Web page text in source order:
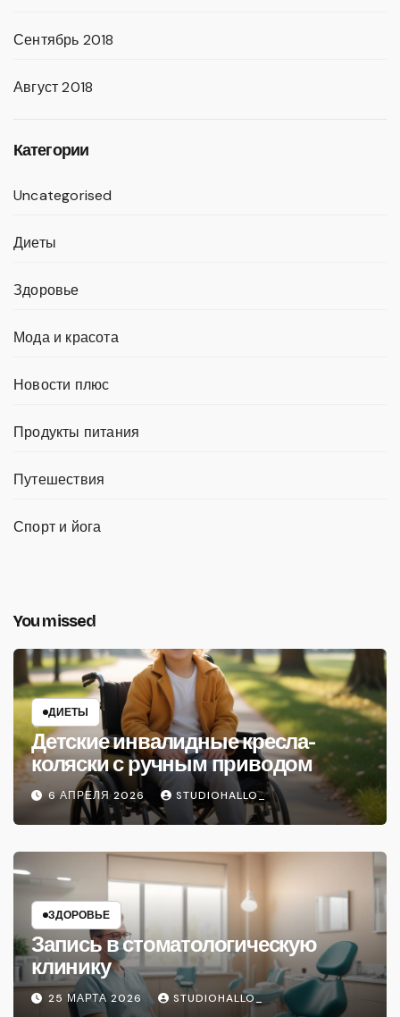
Сентябрь 2018
Август 2018
Категории
Uncategorised
Диеты
Здоровье
Мода и красота
Новости плюс
Продукты питания
Путешествия
Спорт и йога
You missed
ДИЕТЫ
Детские инвалидные кресла-
коляски с ручным приводом
6 АПРЕЛЯ 2026 STUDIOHALLO_
ЗДОРОВЬЕ
Запись в стоматологическую
клинику
25 МАРТА 2026 STUDIOHALLO_